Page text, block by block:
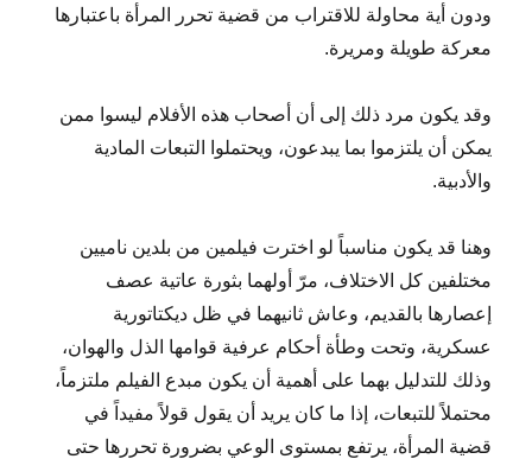
ودون أية محاولة للاقتراب من قضية تحرر المرأة باعتبارها
معركة طويلة ومريرة.
وقد يكون مرد ذلك إلى أن أصحاب هذه الأفلام ليسوا ممن
يمكن أن يلتزموا بما يبدعون، ويحتملوا التبعات المادية
والأدبية.
وهنا قد يكون مناسباً لو اخترت فيلمين من بلدين ناميين
مختلفين كل الاختلاف، مرّ أولهما بثورة عاتية عصف
إعصارها بالقديم، وعاش ثانيهما في ظل ديكتاتورية
عسكرية، وتحت وطأة أحكام عرفية قوامها الذل والهوان،
وذلك للتدليل بهما على أهمية أن يكون مبدع الفيلم ملتزماً،
محتملاً للتبعات، إذا ما كان يريد أن يقول قولاً مفيداً في
قضية المرأة، يرتفع بمستوى الوعي بضرورة تحررها حتى